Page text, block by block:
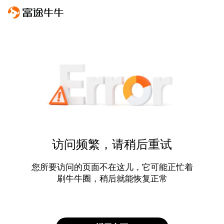
访问频繁，请稍后重试
您所要访问的页面不在这儿，它可能正忙着
刷牛牛圈，稍后就能恢复正常